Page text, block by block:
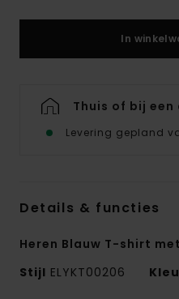
In
Thuis of bij
Levering gepland
Details & functies
Heren Blauw T-shirt
Stijl ELYKT00206